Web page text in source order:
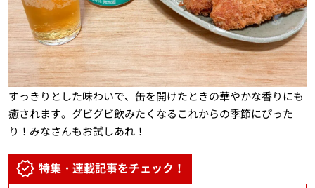
すっきりとした味わいで、缶を開けたときの華やかな香りにも
癒されます。グビグビ飲みたくなるこれからの季節にぴった
り！みなさんもお試しあれ！
特集・連載記事をチェック！